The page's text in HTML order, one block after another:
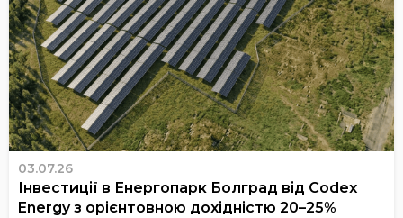
03.07.26
Інвестиції в Енергопарк Болград від Codex
Energy з орієнтовною дохідністю 20–25%